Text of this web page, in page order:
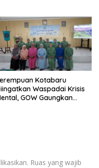
Kotabaru
Waspadai Krisis
GOW Gaungkan
Ruas yang wajib